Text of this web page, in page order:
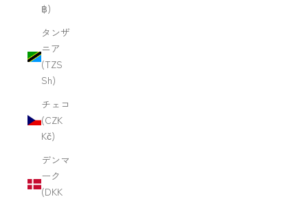
฿)
タンザ
ニア
(TZS
Sh)
チェコ
(CZK
Kč)
デンマ
ーク
(DKK